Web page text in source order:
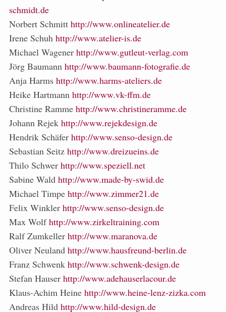
schmidt.de
Norbert Schmitt http://www.onlineatelier.de
Irene Schuh http://www.atelier-is.de
Michael Wagener http://www.gutleut-verlag.com
Jörg Baumann http://www.baumann-fotografie.de
Anja Harms http://www.harms-ateliers.de
Heike Hartmann http://www.vk-ffm.de
Christine Ramme http://www.christineramme.de
Johann Rejek http://www.rejekdesign.de
Hendrik Schäfer http://www.senso-design.de
Sebastian Seitz http://www.dreizueins.de
Thilo Schwer http://www.speziell.net
Sabine Wald http://www.made-by-swid.de
Michael Timpe http://www.zimmer21.de
Felix Winkler http://www.senso-design.de
Max Wolfhttp://www.zirkeltraining.com
Ralf Zumkeller http://www.maranova.de
Oliver Neuland http://www.hausfreund-berlin.de
Franz Schwenk http://www.schwenk-design.de
Stefan Hauser http://www.adehauserlacour.de
Klaus-Achim Heine http://www.heine-lenz-zizka.com
Andreas Hild http://www.hild-design.de